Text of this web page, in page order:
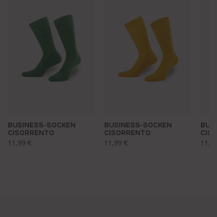
BUSINESS-SOCKEN
CISORRENTO
regulärer preis:
11,99 €
BUSINESS-SOCKEN
CISORRENTO
regulärer preis:
11,99 €